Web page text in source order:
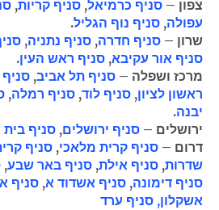
צפון – סניף כרמיאל, סניף קריות,
עפולה, סניף נוף הגליל.
שרון – סניף חדרה, סניף נתניה,
סניף אור עקיבא, סניף ראש העין.
מרכז ושפלה – סניף תל אביב,
ראשון לציון, סניף לוד, סניף רמלה,
יבנה.
ירושלים – סניף ירושלים, סניף
דרום – סניף קרית מלאכי, סניף
שדרות, סניף אילת, סניף באר שבע,
סניף דימונה, סניף אשדוד א, סניף
אשקלון, סניף ערד